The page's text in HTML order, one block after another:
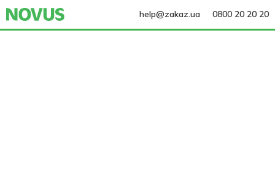
help@zakaz.ua 0800 20 20 20